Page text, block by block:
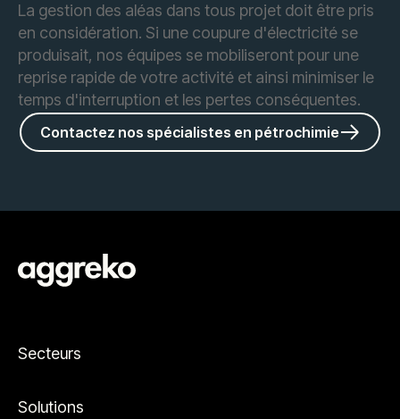
La gestion des aléas dans tous projet doit être pris
en considération. Si une coupure d'électricité se
produisait, nos équipes se mobiliseront pour une
reprise rapide de votre activité et ainsi minimiser le
temps d'interruption et les pertes conséquentes.
Contactez nos spécialistes en pétrochimie
Secteurs
Solutions